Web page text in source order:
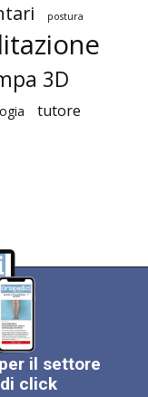
postura
3D
tutore
il settore
click